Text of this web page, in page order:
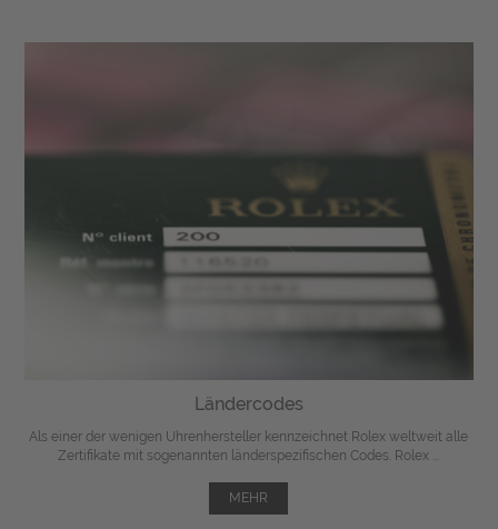
Ländercodes
Als einer der wenigen Uhrenhersteller kennzeichnet Rolex weltweit alle
Zertifikate mit sogenannten länderspezifischen Codes. Rolex ...
MEHR